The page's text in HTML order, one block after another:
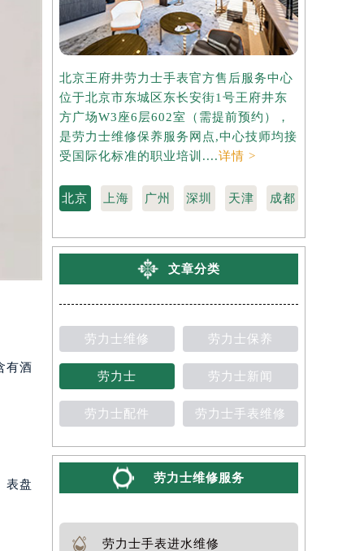
有酒
表盘
北京王府井劳力士手表官方售后服务中心
位于北京市东城区东长安街1号王府井东
方广场W3座6层602室（需提前预约），
是劳力士维修保养服务网点,中心技师均接
受国际化标准的职业培训....详情 >
北京 上海 广州 深圳 天津 成都
文章分类
劳力士维修 劳力士保养
劳力士 劳力士新闻
劳力士配件 劳力士手表维修
劳力士维修服务
劳力士手表进水维修